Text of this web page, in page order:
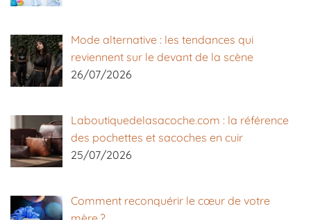
Mode alternative : les tendances qui
reviennent sur le devant de la scène
26/07/2026
Laboutiquedelasacoche.com : la référence
des pochettes et sacoches en cuir
25/07/2026
Comment reconquérir le cœur de votre